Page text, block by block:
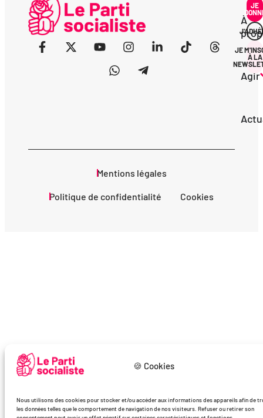
🍪 Cookies
Nous utilisons des cookies pour stocker et/ou accéder aux informations des appareils afin de
les données telles que le comportement de navigation de nos visiteurs. Refuser ou retirer son
À
Agir
JE
JE
À LA
Mentions légales
Politique de confidentialité Cookies